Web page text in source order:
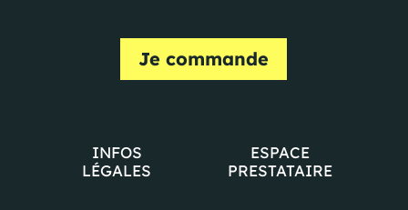
INFOS
LÉGALES
ESPACE
PRESTATAIRE
Je commande